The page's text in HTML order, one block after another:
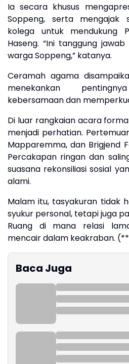
Ia secara khusus
Soppeng, serta mengajak
kolega untuk mendukung
Haseng. “Ini tanggung
warga Soppeng,” katanya.
Ceramah agama
menekankan
kebersamaan dan
Di luar rangkaian acara
menjadi perhatian.
Mapparemma, dan Brigjend
Percakapan ringan dan
suasana rekonsiliasi sosial
alami.
Malam itu, tasyakuran tidak
syukur personal, tetapi juga
Ruang di mana relasi
mencair dalam keakraban.
Baca Juga